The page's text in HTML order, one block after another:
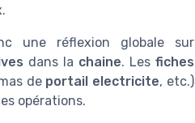
une réflexion globale sur
dans la chaine. Lesfiches
de portail electricite, etc.)
opérations.